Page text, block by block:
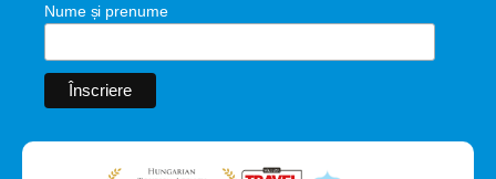
Nume și prenume